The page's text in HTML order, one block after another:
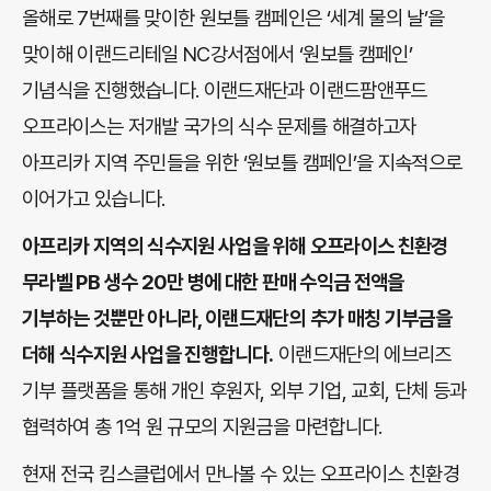
올해로 7번째를 맞이한 원보틀 캠페인은 ‘세계 물의 날’을
맞이해 이랜드리테일 NC강서점에서 ‘원보틀 캠페인’
기념식을 진행했습니다. 이랜드재단과 이랜드팜앤푸드
오프라이스는 저개발 국가의 식수 문제를 해결하고자
아프리카 지역 주민들을 위한 ‘원보틀 캠페인’을 지속적으로
이어가고 있습니다.
아프리카 지역의 식수지원 사업을 위해 오프라이스 친환경
무라벨 PB 생수 20만 병에 대한 판매 수익금 전액을
기부하는 것뿐만 아니라, 이랜드재단의 추가 매칭 기부금을
더해 식수지원 사업을 진행합니다. 이랜드재단의 에브리즈
기부 플랫폼을 통해 개인 후원자, 외부 기업, 교회, 단체 등과
협력하여 총 1억 원 규모의 지원금을 마련합니다.
현재 전국 킴스클럽에서 만나볼 수 있는 오프라이스 친환경